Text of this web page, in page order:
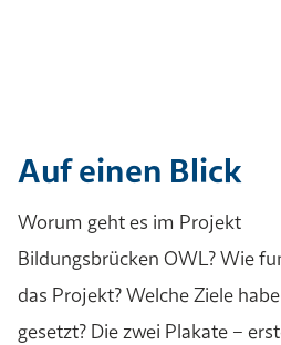
Auf einen Blick
Worum geht es im Projekt
Bildungsbrücken OWL? Wie
das Projekt? Welche Ziele
gesetzt? Die zwei Plakate –